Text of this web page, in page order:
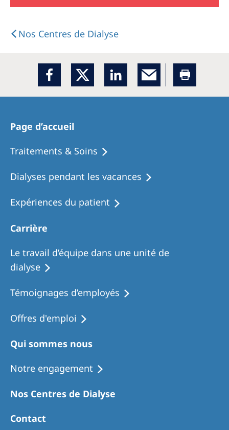
Nos Centres de Dialyse
Page d’accueil
Traitements & Soins
Dialyses pendant les vacances
Expériences du patient
Carrière
Le travail d’équipe dans une unité de
dialyse
Témoignages d’employés
Offres d'emploi
Qui sommes nous
Notre engagement
Nos Centres de Dialyse
Contact